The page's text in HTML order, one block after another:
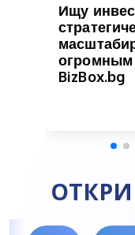
Ищу
огромным
BizBox.bg